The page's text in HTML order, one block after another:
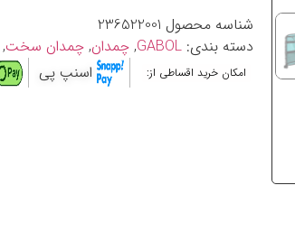
شناسه محصول 236522001
دسته بندی: GABOL
, چمدان, چمدان سخت,
امکان خرید اقساطی از: اسنپ پی